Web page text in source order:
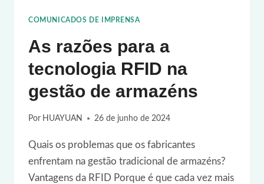
COMUNICADOS DE IMPRENSA
As razões para a
tecnologia RFID na
gestão de armazéns
Por HUAYUAN 26 de junho de 2024
Quais os problemas que os fabricantes
enfrentam na gestão tradicional de armazéns?
Vantagens da RFID Porque é que cada vez mais